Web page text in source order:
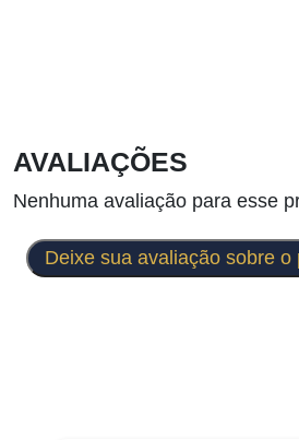
AVALIAÇÕES
Nenhuma avaliação para esse
Deixe sua avaliação sobre o